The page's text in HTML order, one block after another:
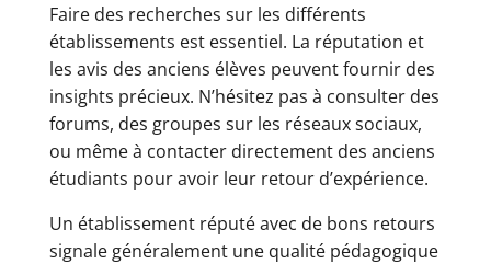
Faire des recherches sur les différents
établissements est essentiel. La réputation et
les avis des anciens élèves peuvent fournir des
insights précieux. N’hésitez pas à consulter des
forums, des groupes sur les réseaux sociaux,
ou même à contacter directement des anciens
étudiants pour avoir leur retour d’expérience.
Un établissement réputé avec de bons retours
signale généralement une qualité pédagogique